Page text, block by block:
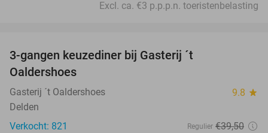
Excl. ca. €3 p.p.p.n. toeristenbelasting
3-gangen keuzediner bij Gasterij ´t
Oaldershoes
Gasterij ´t Oaldershoes 9.8 star
Delden
Verkocht: 821
Regulier €39,50